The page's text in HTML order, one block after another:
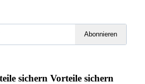
Abonnieren
sichern Vorteile sichern